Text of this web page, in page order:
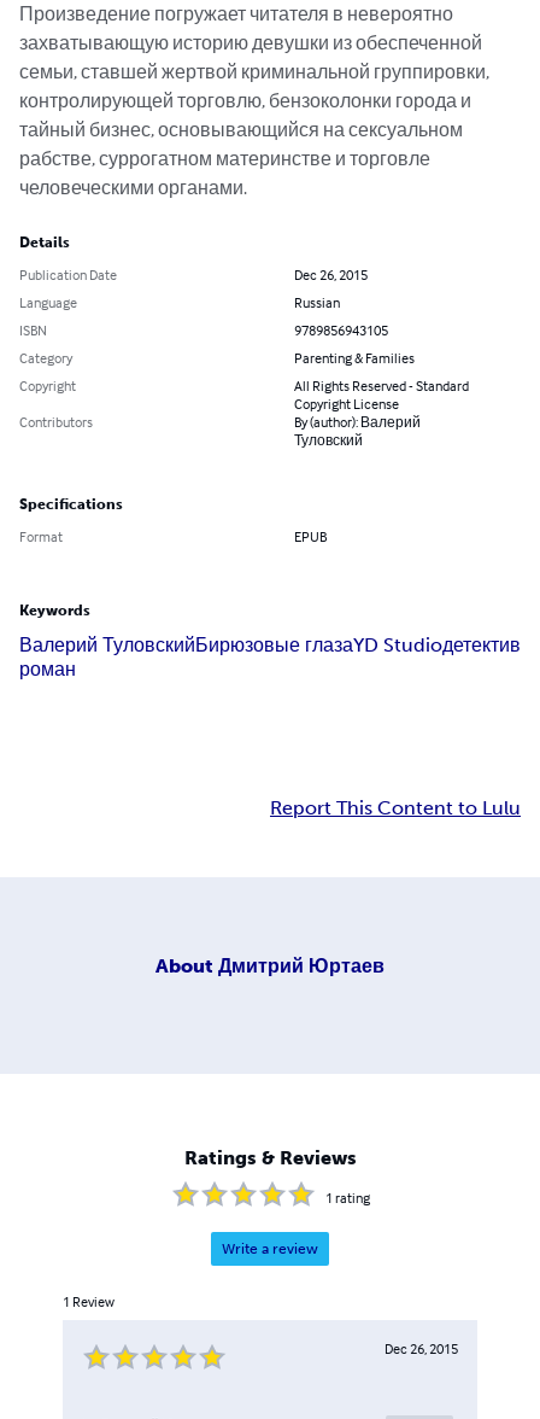
Произведение погружает читателя в невероятно
захватывающую историю девушки из обеспеченной
семьи, ставшей жертвой криминальной группировки,
контролирующей торговлю, бензоколонки города и
тайный бизнес, основывающийся на сексуальном
рабстве, суррогатном материнстве и торговле
человеческими органами.
Details
Publication Date
Dec 26, 2015
Language
Russian
ISBN
9789856943105
Category
Parenting & Families
Copyright
All Rights Reserved - Standard
Copyright License
Contributors
By (author): Валерий
Туловский
Specifications
Format EPUB
Keywords
Валерий ТуловскийБирюзовые глазаYD Studioдетектив
роман
Report This Content to Lulu
About Дмитрий Юртаев
Ratings & Reviews
1 rating
Write a review
1 Review
Dec 26, 2015